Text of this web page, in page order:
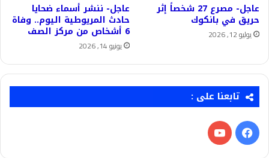
عاجل- مصرع 27 شخصاً إثر
حريق في بانكوك
يوليو 12, 2026
عاجل- ننشر أسماء ضحايا
حادث المريوطية اليوم.. وفاة
6 أشخاص من مركز الصف
يونيو 14, 2026
تابعنا على :
فيسبوك‫YouTube